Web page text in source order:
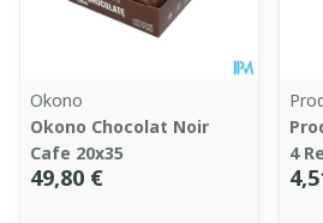
Okono
Okono Chocolat Noir
Cafe 20x35
49,80 €
4